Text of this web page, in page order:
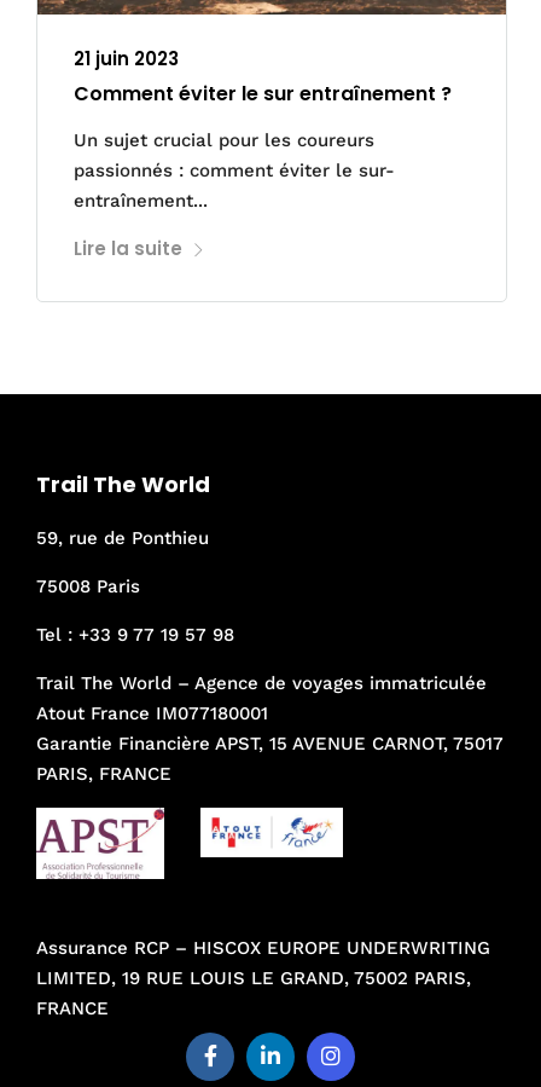
21 juin 2023
Comment éviter le sur entraînement ?
Un sujet crucial pour les coureurs
passionnés : comment éviter le sur-
entraînement...
Lire la suite
Trail The World
59, rue de Ponthieu
75008 Paris
Tel : +33 9 77 19 57 98
Trail The World – Agence de voyages immatriculée
Atout France IM077180001
Garantie Financière APST, 15 AVENUE CARNOT, 75017
PARIS, FRANCE
Assurance RCP – HISCOX EUROPE UNDERWRITING
LIMITED, 19 RUE LOUIS LE GRAND, 75002 PARIS,
FRANCE